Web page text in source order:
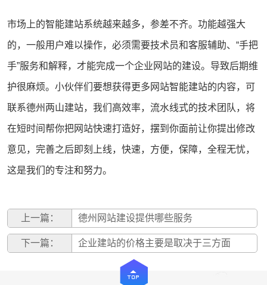
市场上的智能建站系统越来越多，参差不齐。功能越强大
的，一般用户难以操作，必须需要技术员和客服辅助、“手把
手”服务和解释，才能完成一个企业网站的建设。导致后期维
护很麻烦。小伙伴们要想获得更多网站智能建站的内容，可
联系德州两山建站，我们高效率，流水线式的技术团队，将
在短时间帮你把网站快速打造好，摆到你面前让你提出修改
意见，完善之后即刻上线，快速，方便，保障，全程无忧，
这是我们的专注和努力。
上一篇： 德州网站建设提供哪些服务
下一篇： 企业建站的价格主要是取决于三方面